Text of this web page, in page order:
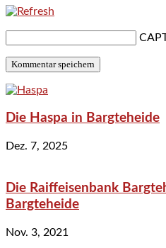
Die Haspa in Bargteheide
Dez. 7, 2025
Die Raiffeisenbank
Bargteheide
Nov. 3, 2021